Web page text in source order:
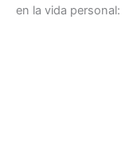
en la vida personal: